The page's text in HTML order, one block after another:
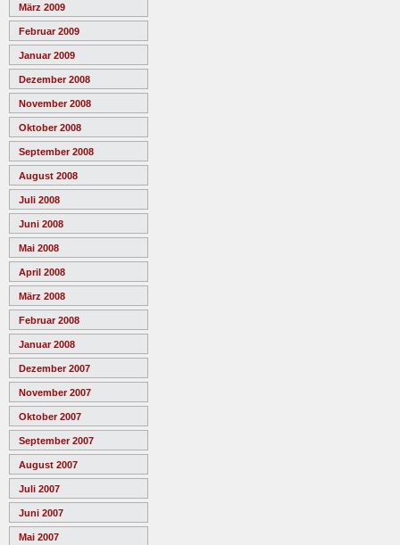
März 2009
Februar 2009
Januar 2009
Dezember 2008
November 2008
Oktober 2008
September 2008
August 2008
Juli 2008
Juni 2008
Mai 2008
April 2008
März 2008
Februar 2008
Januar 2008
Dezember 2007
November 2007
Oktober 2007
September 2007
August 2007
Juli 2007
Juni 2007
Mai 2007